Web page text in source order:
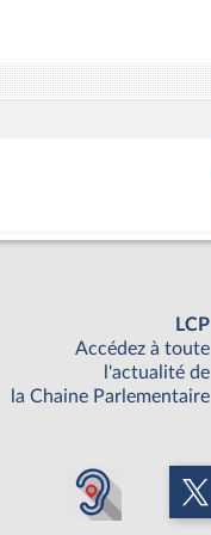
LCP
Accédez à toute
l'actualité de
la Chaine Parlementaire